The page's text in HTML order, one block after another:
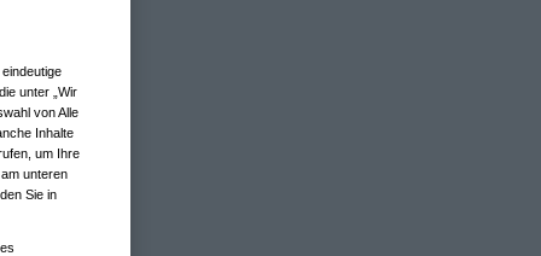
unter „Wir
von Alle
Inhalte
um Ihre
unteren
Sie in